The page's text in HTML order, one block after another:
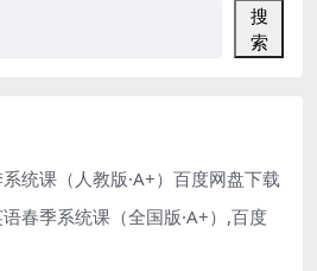
搜
索
统课（人教版·A+）百度网盘下载
春季系统课（全国版·A+）,百度